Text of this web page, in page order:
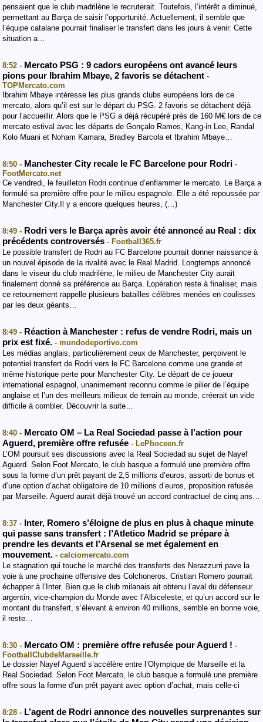
pensaient que le club madrilène le recruterait. Toutefois, l’intérêt a diminué,
permettant au Barça de saisir l’opportunité. Actuellement, il semble que
l’équipe catalane pourrait finaliser le transfert dans les jours à venir. Cette
situation a…
8:52 - Mercato PSG : 9 cadors européens ont avancé leurs
pions pour Ibrahim Mbaye, 2 favoris se détachent -
TOPMercato.com
Ibrahim Mbaye intéresse les plus grands clubs européens lors de ce
mercato, alors qu’il est sur le départ du PSG. 2 favoris se détachent déjà
pour l’accueillir. Alors que le PSG a déjà récupéré près de 160 M€ lors de ce
mercato estival avec les départs de Gonçalo Ramos, Kang-in Lee, Randal
Kolo Muani et Noham Kamara, Bradley Barcola et Ibrahim Mbaye…
8:50 - Manchester City recale le FC Barcelone pour Rodri -
FootMercato.net
Ce vendredi, le feuilleton Rodri continue d’enflammer le mercato. Le Barça a
formulé sa première offre pour le milieu espagnole. Elle a été repoussée par
Manchester City.Il y a encore quelques heures, (…)
8:49 - Rodri vers le Barça après avoir été annoncé au Real : dix
précédents controversés - Football365.fr
Le possible transfert de Rodri au FC Barcelone pourrait donner naissance à
un nouvel épisode de la rivalité avec le Real Madrid. Longtemps annoncé
dans le viseur du club madrilène, le milieu de Manchester City aurait
finalement donné sa préférence au Barça. Lopération reste à finaliser, mais
ce retournement rappelle plusieurs batailles célèbres menées en coulisses
par les deux géants…
8:49 - Réaction à Manchester : refus de vendre Rodri, mais un
prix est fixé. - mundodeportivo.com
Les médias anglais, particulièrement ceux de Manchester, perçoivent le
potentiel transfert de Rodri vers le FC Barcelone comme une grande et
même historique perte pour Manchester City. Le départ de ce joueur
international espagnol, unanimement reconnu comme le pilier de l’équipe
anglaise et l’un des meilleurs milieux de terrain au monde, créerait un vide
difficile à combler. Découvrir la suite…
8:40 - Mercato OM – La Real Sociedad passe à l’action pour
Aguerd, première offre refusée - LePhoceen.fr
L’OM poursuit ses discussions avec la Real Sociedad au sujet de Nayef
Aguerd. Selon Foot Mercato, le club basque a formulé une première offre
sous la forme d’un prêt payant de 2,5 millions d’euros, assorti de bonus et
d’une option d’achat obligatoire de 10 millions d’euros, proposition refusée
par Marseille. Aguerd aurait déjà trouvé un accord contractuel de cinq ans…
8:37 - Inter, Romero s’éloigne de plus en plus à chaque minute
qui passe sans transfert : l’Atletico Madrid se prépare à
prendre les devants et l’Arsenal se met également en
mouvement. - calciomercato.com
Le stagnation qui touche le marché des transferts des Nerazzurri pave la
voie à une prochaine offensive des Colchoneros. Cristian Romero pourrait
échapper à l’Inter. Bien que le club milanais ait obtenu l’aval du défenseur
argentin, vice-champion du Monde avec l’Albiceleste, et qu’un accord sur le
montant du transfert, s’élevant à environ 40 millions, semble en bonne voie,
il reste…
8:30 - Mercato OM : première offre refusée pour Aguerd ! -
FootballClubdeMarseille.fr
Le dossier Nayef Aguerd s’accélère entre l’Olympique de Marseille et la
Real Sociedad. Selon Foot Mercato, le club basque a formulé une première
offre sous la forme d’un prêt payant avec option d’achat, mais celle-ci
8:28 - L’agent de Rodri annonce des nouvelles surprenantes sur